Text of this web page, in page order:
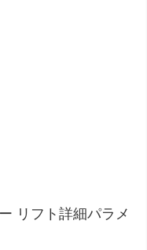
リフト詳細パラメ